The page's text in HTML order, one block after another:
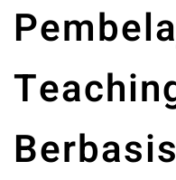
Berbasis